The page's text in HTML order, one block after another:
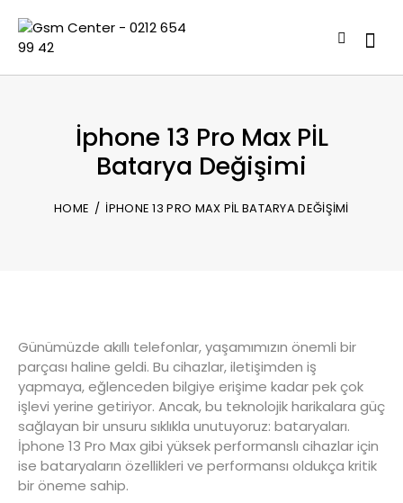
İphone 13 Pro Max PİL
Batarya Değişimi
HOME İPHONE 13 PRO MAX PİL BATARYA DEĞIŞIMI
Günümüzde akıllı telefonlar, yaşamımızın önemli bir
parçası haline geldi. Bu cihazlar, iletişimden iş
yapmaya, eğlenceden bilgiye erişime kadar pek çok
işlevi yerine getiriyor. Ancak, bu teknolojik harikalara güç
sağlayan bir unsuru sıklıkla unutuyoruz: bataryaları.
İphone 13 Pro Max gibi yüksek performanslı cihazlar için
ise bataryaların özellikleri ve performansı oldukça kritik
bir öneme sahip.